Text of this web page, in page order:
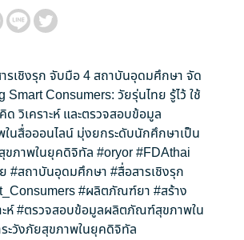
รเชิงรุก จับมือ 4 สถาบันอุดมศึกษา จัด
Smart Consumers: วัยรุ่นไทย รู้ไว้ ใช้
ด วิเคราะห์ และตรวจสอบข้อมูล
นสื่อออนไลน์ มุ่งยกระดับนักศึกษาเป็น
ขภาพในยุคดิจิทัล #oryor#FDAthai
#สถาบันอุดมศึกษา #สื่อสารเชิงรุก
#ผลิตภัณฑ์ยา #สร้าง
ห์#ตรวจสอบข้อมูลผลิตภัณฑ์สุขภาพใน
ระวังภัยสุขภาพในยุคดิจิทัล